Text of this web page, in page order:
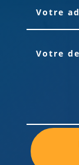
Alternative: